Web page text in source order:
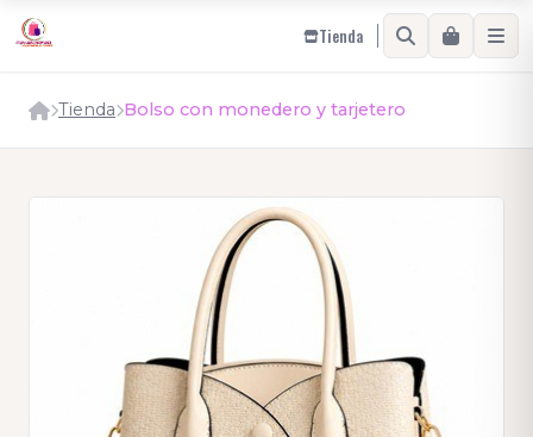
Tienda
Tienda Bolso con monedero y tarjetero